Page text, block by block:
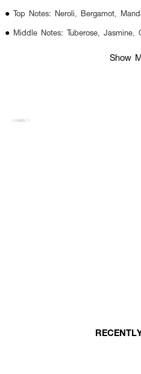
● Top Notes: Neroli, Bergamot,
● Middle Notes: Tuberose, Jasmine,
Base Notes: Musk, Sandalwood
ตามบริ
แขน และสามารถเพิ่มความหอมให้เสื้อผ้
Show